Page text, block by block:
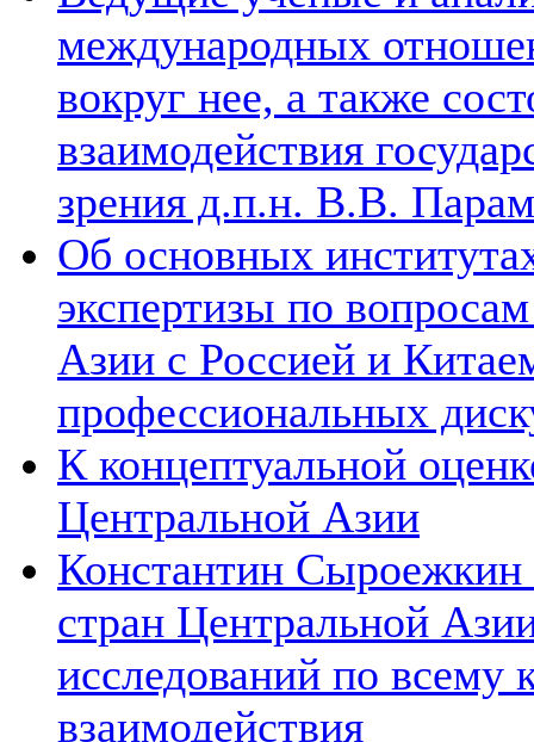
международных
вокруг нее, а также
взаимодействия
зрения д.п.н. В.В.
Об основных
экспертизы по
Азии с Россией и
профессиональных
К концептуальной
Центральной Азии
Константин Сыроежкин
стран Центральной
исследований по всему
взаимодействия